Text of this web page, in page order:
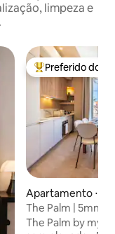
limpeza e
Entre os
Preferido dos
Apartamento ⋅
The Palm | 5mn
Croisette | Praia
The Palm by